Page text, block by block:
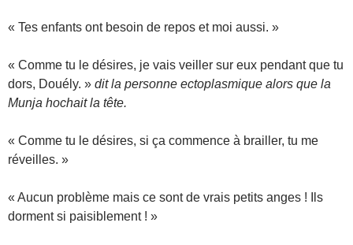
« Tes enfants ont besoin de repos et moi aussi. »
« Comme tu le désires, je vais veiller sur eux pendant que tu
dors, Douély. » dit la personne ectoplasmique alors que la
Munja hochait la tête.
« Comme tu le désires, si ça commence à brailler, tu me
réveilles. »
« Aucun problème mais ce sont de vrais petits anges ! Ils
dorment si paisiblement ! »